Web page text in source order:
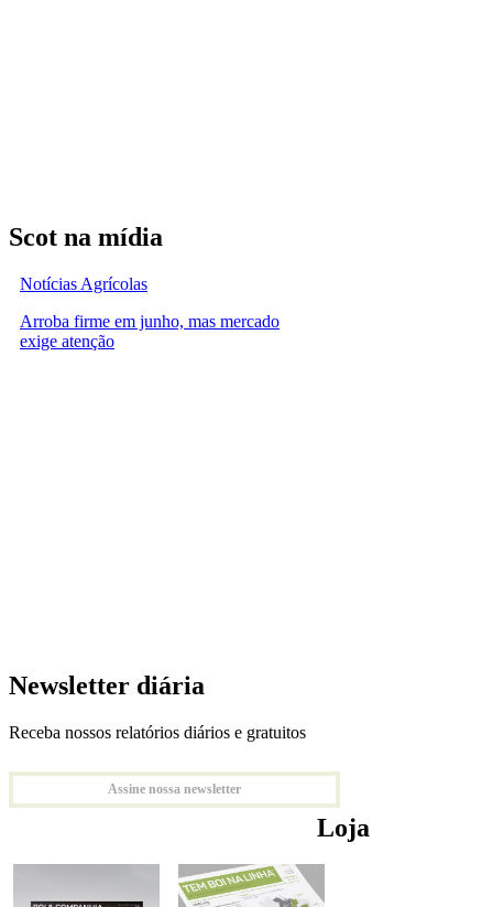
Scot na mídia
Notícias Agrícolas
Arroba firme em junho, mas mercado
exige atenção
Newsletter diária
Receba nossos relatórios diários e gratuitos
Assine nossa newsletter
Loja